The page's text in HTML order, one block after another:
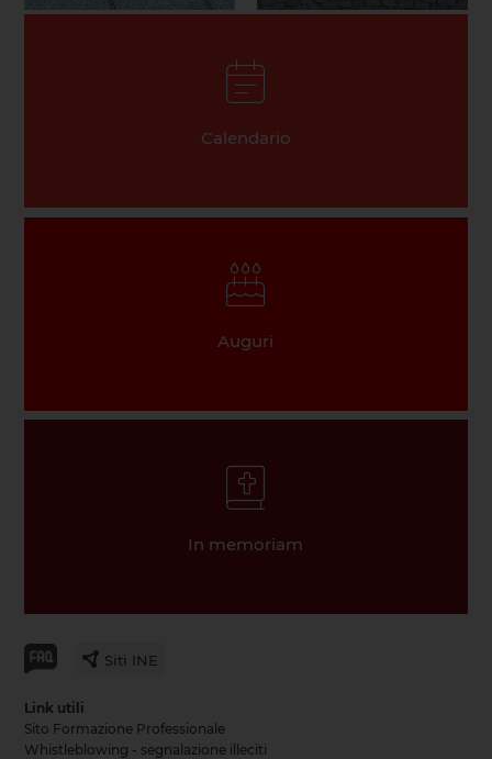
Calendario
Auguri
In memoriam
Siti INE
Link utili
Sito Formazione Professionale
Whistleblowing - segnalazione illeciti